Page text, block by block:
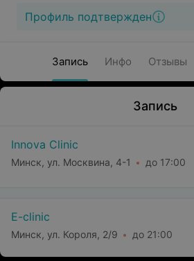
Профиль подтвержден
Запись Инфо Отзывы
Запись
Innova Clinic
Минск, ул. Москвина, 4-1 до 17:00
E-clinic
Минск, ул. Короля, 2/9 до 21:00